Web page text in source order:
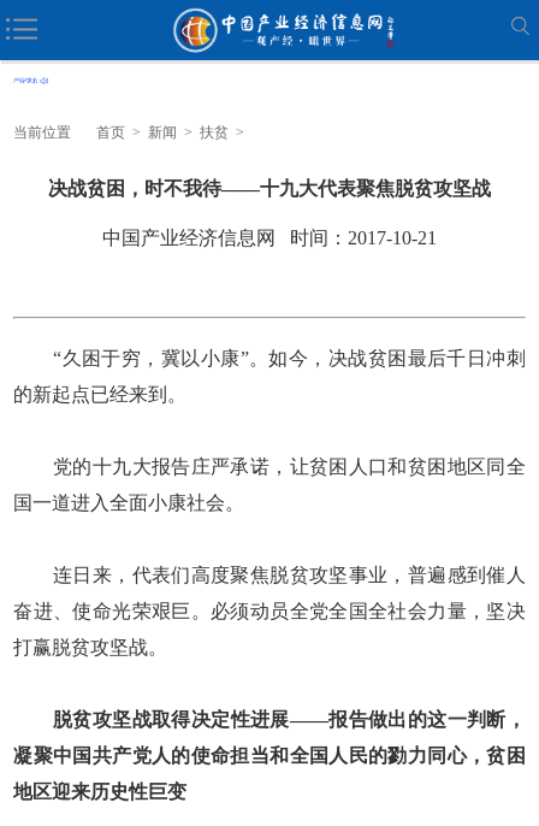
当前位置 首页 > 新闻 > 扶贫 >
决战贫困，时不我待——十九大代表聚焦脱贫攻坚战
中国产业经济信息网 时间：2017-10-21
“久困于穷，冀以小康”。如今，决战贫困最后千日冲刺
的新起点已经来到。
党的十九大报告庄严承诺，让贫困人口和贫困地区同全
国一道进入全面小康社会。
连日来，代表们高度聚焦脱贫攻坚事业，普遍感到催人
奋进、使命光荣艰巨。必须动员全党全国全社会力量，坚决
打赢脱贫攻坚战。
脱贫攻坚战取得决定性进展——报告做出的这一判断，
凝聚中国共产党人的使命担当和全国人民的勠力同心，贫困
地区迎来历史性巨变